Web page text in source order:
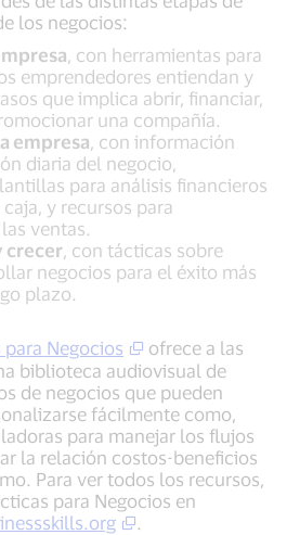
los negocios:
, con herramientas para
emprendedores entiendan y
que implica abrir, financiar,
una compañía.
empresa, con información
diaria del negocio,
para análisis financieros
y recursos para
ventas.
crecer, con tácticas sobre
negocios para el éxito más
plazo.
Negocios
ofrece a las
biblioteca audiovisual de
de negocios que pueden
fácilmente como,
para manejar los flujos
la relación costos-beneficios
Para ver todos los recursos,
para Negocios en
.